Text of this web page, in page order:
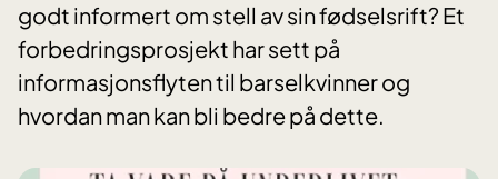
godt informert om stell av sin fødselsrift? Et
forbedringsprosjekt har sett på
informasjonsflyten til barselkvinner og
hvordan man kan bli bedre på dette.